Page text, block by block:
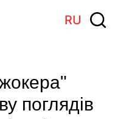
RU
поглядів